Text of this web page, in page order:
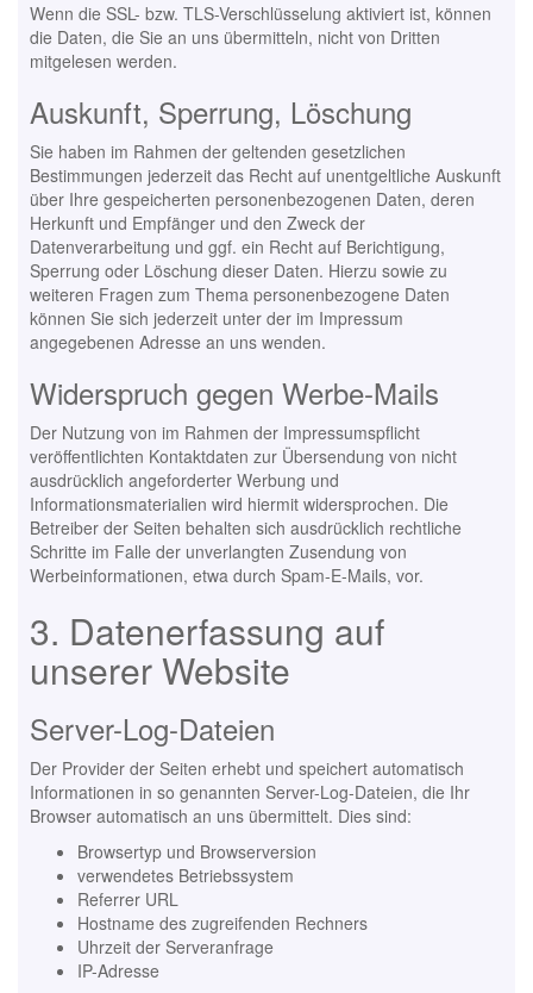
Wenn die SSL- bzw. TLS-Verschlüsselung aktiviert ist, können
die Daten, die Sie an uns übermitteln, nicht von Dritten
mitgelesen werden.
Auskunft, Sperrung, Löschung
Sie haben im Rahmen der geltenden gesetzlichen
Bestimmungen jederzeit das Recht auf unentgeltliche Auskunft
über Ihre gespeicherten personenbezogenen Daten, deren
Herkunft und Empfänger und den Zweck der
Datenverarbeitung und ggf. ein Recht auf Berichtigung,
Sperrung oder Löschung dieser Daten. Hierzu sowie zu
weiteren Fragen zum Thema personenbezogene Daten
können Sie sich jederzeit unter der im Impressum
angegebenen Adresse an uns wenden.
Widerspruch gegen Werbe-Mails
Der Nutzung von im Rahmen der Impressumspflicht
veröffentlichten Kontaktdaten zur Übersendung von nicht
ausdrücklich angeforderter Werbung und
Informationsmaterialien wird hiermit widersprochen. Die
Betreiber der Seiten behalten sich ausdrücklich rechtliche
Schritte im Falle der unverlangten Zusendung von
Werbeinformationen, etwa durch Spam-E-Mails, vor.
3. Datenerfassung auf
unserer Website
Server-Log-Dateien
Der Provider der Seiten erhebt und speichert automatisch
Informationen in so genannten Server-Log-Dateien, die Ihr
Browser automatisch an uns übermittelt. Dies sind:
Browsertyp und Browserversion
verwendetes Betriebssystem
Referrer URL
Hostname des zugreifenden Rechners
Uhrzeit der Serveranfrage
IP-Adresse